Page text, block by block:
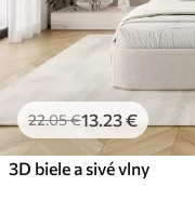
22.05€13.23€
3D biele a sivé vlny